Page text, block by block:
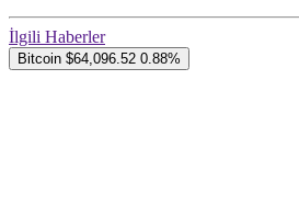
İlgili Haberler
Bitcoin $64,096.52 0.88%